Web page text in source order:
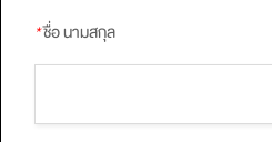
*ชื่อ นามสกุล